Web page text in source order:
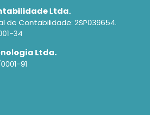
Ltda.
de Contabilidade: 2SP039654.
34
Ltda.
91